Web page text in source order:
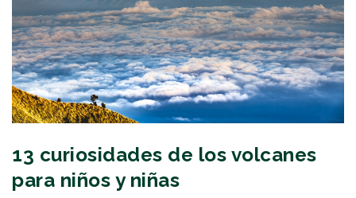
13 curiosidades de los volcanes
para niños y niñas